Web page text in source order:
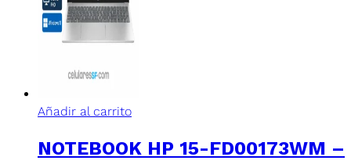
Añadir al carrito
NOTEBOOK HP 15-FD00173WM –